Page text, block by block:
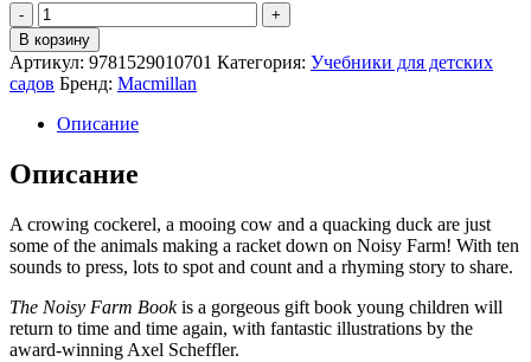
Quantity
В корзину
Артикул: 9781529010701 Категория: Учебники для детских
садов Бренд: Macmillan
Описание
Описание
A crowing cockerel, a mooing cow and a quacking duck are just
some of the animals making a racket down on Noisy Farm! With ten
sounds to press, lots to spot and count and a rhyming story to share.
The Noisy Farm Bookis a gorgeous gift book young children will
return to time and time again, with fantastic illustrations by the
award-winning Axel Scheffler.